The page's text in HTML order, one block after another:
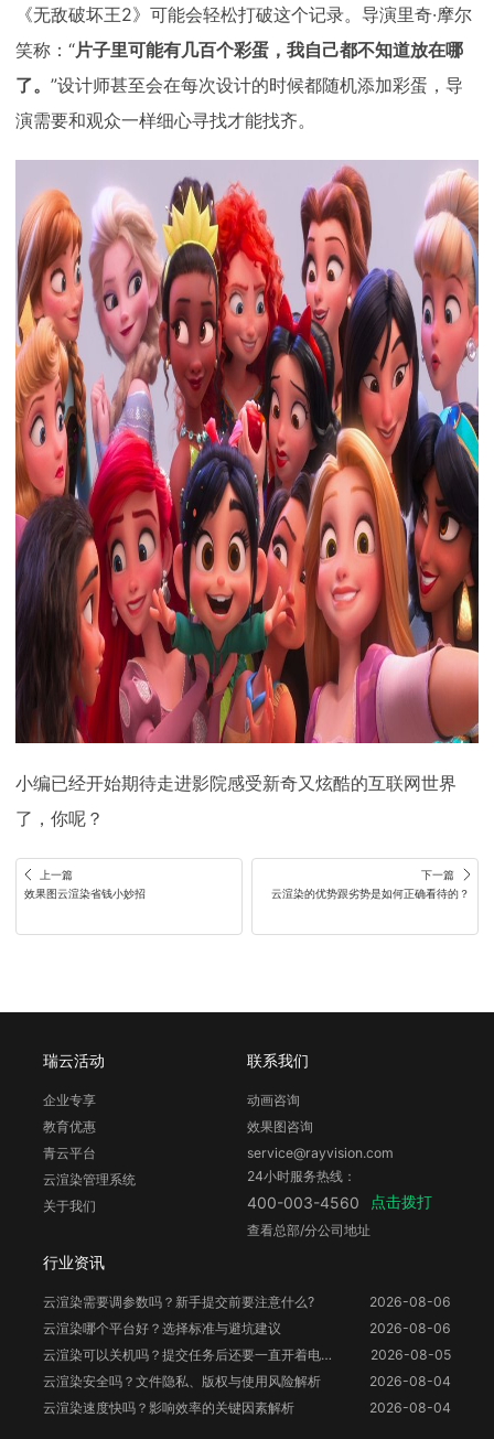
《无敌破坏王2》可能会轻松打破这个记录。导演里奇·摩尔
笑称：“片子里可能有几百个彩蛋，我自己都不知道放在哪
了。 ”设计师甚至会在每次设计的时候都随机添加彩蛋，导
演需要和观众一样细心寻找才能找齐。
小编已经开始期待走进影院感受新奇又炫酷的互联网世界
了，你呢？
上一篇
效果图云渲染省钱小妙招
下一篇
云渲染的优势跟劣势是如何正确看待的？
瑞云活动
企业专享
教育优惠
青云平台
云渲染管理系统
关于我们
行业资讯
云渲染需要调参数吗？新手提交前要注意什么?
2026-08-06
云渲染哪个平台好？选择标准与避坑建议
2026-08-06
云渲染可以关机吗？提交任务后还要一直开着电脑吗？
2026-08-05
云渲染安全吗？文件隐私、版权与使用风险解析
2026-08-04
云渲染速度快吗？影响效率的关键因素解析
2026-08-04
联系我们
动画咨询
效果图咨询
service@rayvision.com
24小时服务热线：
400-003-4560 点击拨打
查看总部/分公司地址